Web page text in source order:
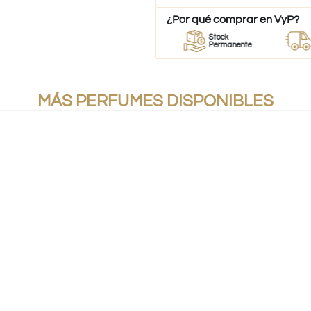
¿Por qué comprar en VyP?
Stock
Permanente
a
MÁS PERFUMES DISPONIBLES